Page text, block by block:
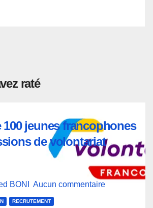
raté
100 jeunes francophones
de volontariat
BONI Aucun commentaire
RECRUTEMENT